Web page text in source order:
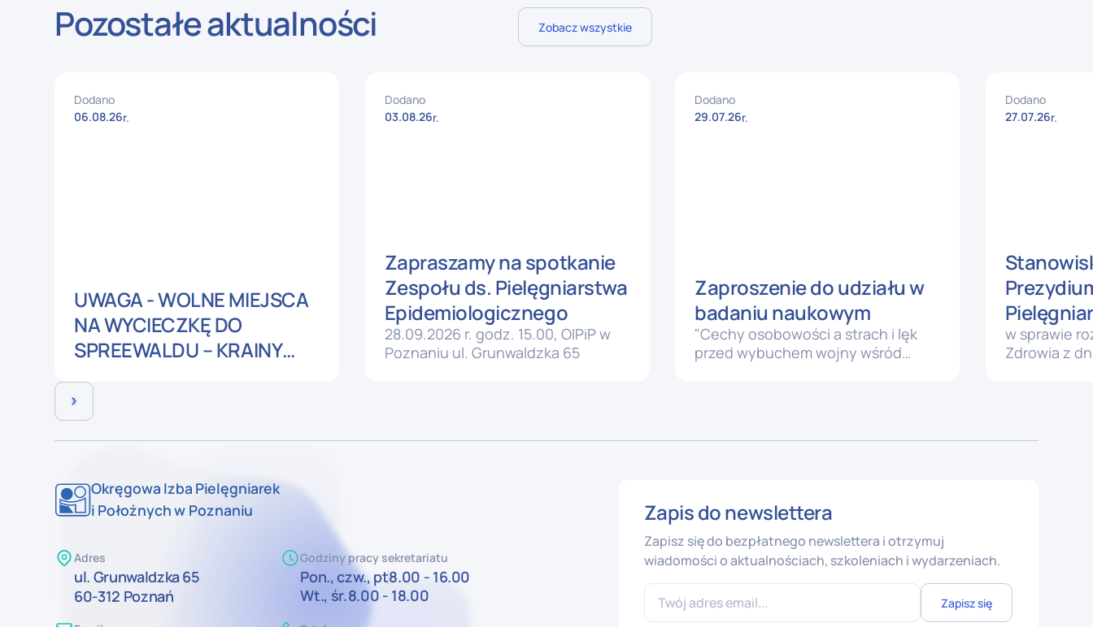
Pozostałe aktualności Zobacz wszystkie
Dodano
06.08.26r.
UWAGA - WOLNE MIEJSCA
NA WYCIECZKĘ DO
SPREEWALDU – KRAINY
PIRAMID I KANAŁÓW -
edycje wrześniowe
Dodano
03.08.26r.
Zapraszamy na spotkanie
Zespołu ds. Pielęgniarstwa
Epidemiologicznego
28.09.2026 r. godz. 15.00, OIPiP w
Poznaniu ul. Grunwaldzka 65
Dodano
29.07.26r.
Zaproszenie do udziału w
badaniu naukowym
"Cechy osobowości a strach i lęk
przed wybuchem wojny wśród
Dodano
27.07.26r.
dnia
w sprawie
Zdrowia z
podmiotach
Okręgowa Izba Pielęgniarek
i Położnych w Poznaniu
Adres
ul. Grunwaldzka 65
60-312 Poznań
Godziny pracy sekretariatu
Pon., czw., pt8.00 - 16.00
Wt., śr.8.00 - 18.00
Zapis do newslettera
Zapisz się do bezpłatnego newslettera i otrzymuj
wiadomości o aktualnościach, szkoleniach i wydarzeniach.